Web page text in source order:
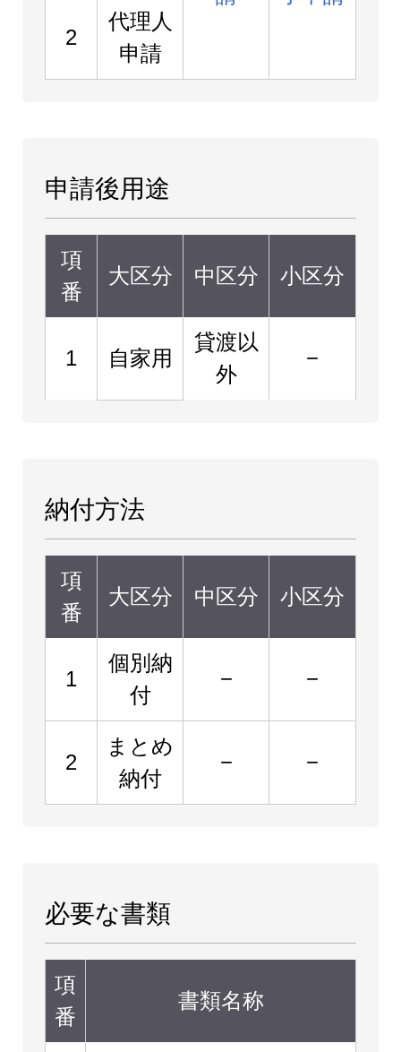
2
代理人
申請
申請後用途
項
番
大区分 中区分 小区分
1 自家用
貸渡以
外
−
納付方法
項
番
大区分 中区分 小区分
1
個別納
付
− −
2
まとめ
納付
− −
必要な書類
項
番
書類名称